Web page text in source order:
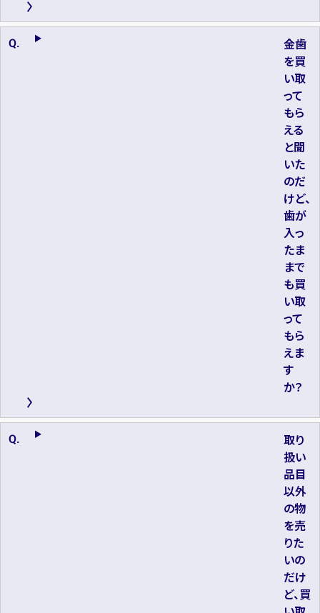
金歯
を買
い取
って
もら
える
と聞
いた
のだ
けど、
歯が
入っ
たま
まで
も買
い取
って
もら
えま
す
か？
取り
扱い
品目
以外
の物
を売
りた
いの
だけ
ど、買